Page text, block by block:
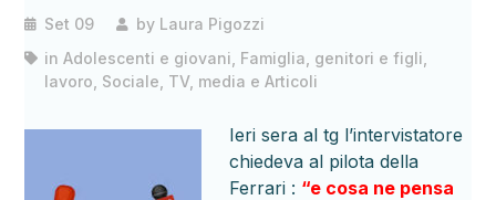
Set 09 by Laura Pigozzi
inAdolescenti e giovani Famiglia, genitori e figli
lavoro Sociale TV, media e Articoli
Ieri sera al tg l’intervistatore
chiedeva al pilota della
Ferrari : “e cosa ne pensa